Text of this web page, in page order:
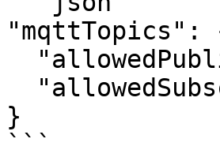
"mqttTopics":
}
```